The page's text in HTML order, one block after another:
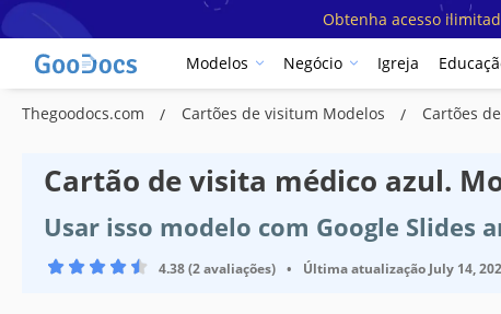
Obtenha acesso
Modelos Negócio Igreja
Thegoodocs.com Cartões de visitum Modelos Cartões
Cartão de visita médico azul.
Usar isso modelo com Google Slides
4.38 (2 avaliações) • Última atualização July 14,